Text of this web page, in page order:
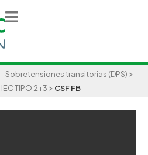
Sobretensiones transitorias (DPS) >
TIPO 2+3 > CSF FB